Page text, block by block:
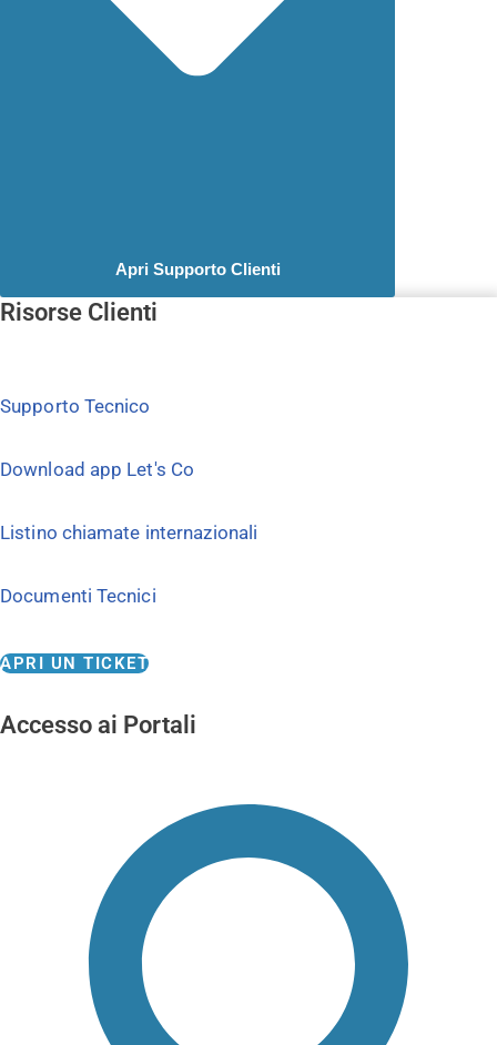
Apri Supporto Clienti
Risorse Clienti
Supporto Tecnico
Download app Let's Co
Listino chiamate internazionali
Documenti Tecnici
APRI UN TICKET
Accesso ai Portali